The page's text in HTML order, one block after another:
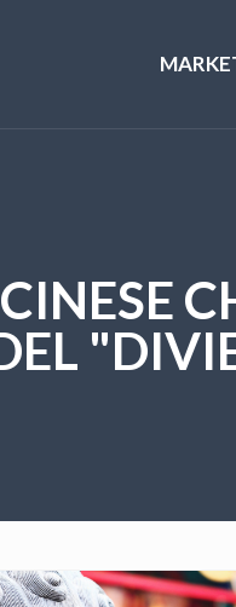
CINESE